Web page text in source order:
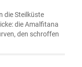
die Steilküste
die Amalfitana
den schroffen